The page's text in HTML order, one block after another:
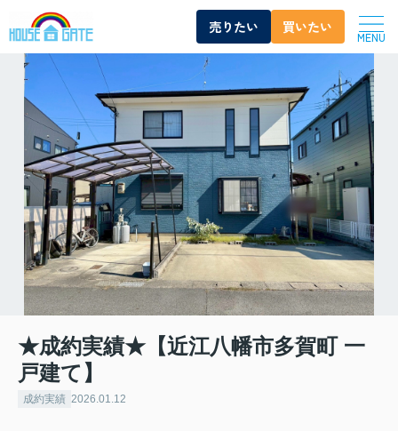
売りたい 買いたい
MENU
★成約実績★【近江八幡市多賀町 一
戸建て】
成約実績 2026.01.12